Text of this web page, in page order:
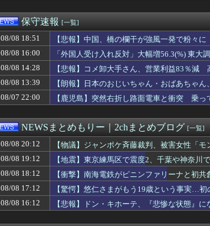
【悲報】ショートスリーパー堀大輔さん、実は仮眠を取っ
妻と一緒に中学の卒アルを見ていた夫さん、妻にとんでも
松のや「ママ応援企画」がなぜ許されない？「窮屈な世の
【会社】川上産業株式会社が10月よりプチプチ株式会社に
ロシアさん、国民の財産没収を加速ｗｗｗｗｗ
【話題】高市首相靖国参拝「適切に判断」 官房長官
日本語がAIで不利な理由、明らかになってしまう
酒と薬飲ませ性的暴行容疑 当時15歳以下の少女10人被
【熊本地震】れいわ信者「被災者が高市早苗に惨状を訴え
蒋介石、共産党に武器を届け続けて「運輸大隊長」と呼ば
【朗報】小池都知事、高市首相と会談し「墓地埋葬法」の
韓国船、竹島周辺で調査か 日本EEZでワイヤのようなも
中国製自動車、不具合によりドアが勝手に開いてしまう件
「私は入りません、 事故起こさなきゃいい」と保険加入
『はねバド！』全16巻すべて「50％ポイント還元」セール
【悲報】大竹しのぶ「絶対に戦争を放棄する国であり続け
【画像】セブンイレブン、ついに神商品を販売
【衝撃】テレビ大好き高齢者世代も「テレビ離れ」が始ま
保守速報 [一覧]
08/08 18:51
【悲報】中国、橋の欄干が強風一発で粉々
08/08 16:00
「外国人受け入れ反対」大幅増56.3(%) 東
08/08 14:28
【悲報】コメ卸大手さん、営業利益83％減
08/08 13:39
【朗報】日本のおじいちゃん・おばあちゃ
08/07 22:00
【鹿児島】突然右折し路面電車と衝突 乗
NEWSまとめもりー｜2chまとめブログ [一覧]
08/08 20:12
【物議】ジャンポケ斉藤裁判、被害女性「
08/08 19:12
【地震】東京練馬区で震度2、千葉や神奈川
08/08 18:12
【衝撃】南海電鉄がピニンファリーナと初
08/08 17:12
【驚愕】悠仁さまがもう19歳という事実…
08/08 16:12
【悲報】ドン・キホーテ、『悲惨な状態』に